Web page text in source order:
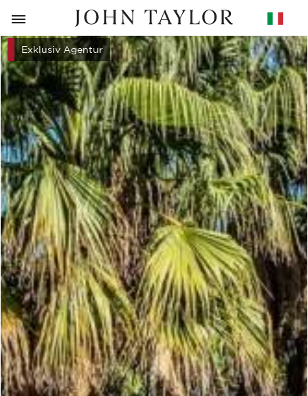
RITORNO
Exklusiv Agentur